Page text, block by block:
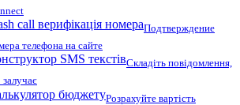
call верифікація номераПодтверждение
телефона на сайте
SMS текстівСкладіть повідомлення,
бюджетуРозрахуйте вартість